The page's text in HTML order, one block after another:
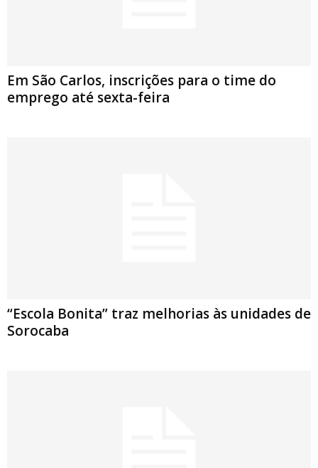
Em São Carlos, inscrições para o time do
emprego até sexta-feira
“Escola Bonita” traz melhorias às unidades de
Sorocaba